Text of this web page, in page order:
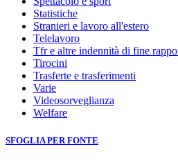
Statistiche
Stranieri e lavoro all'estero
Telelavoro
Tfr e altre indennità di fine
Tirocini
Trasferte e trasferimenti
Varie
Videosorveglianza
Welfare
SFOGLIA PER FONTE